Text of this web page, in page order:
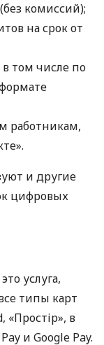
комиссий);
на срок от
том числе по
работникам,
и другие
цифровых
услуга,
типы карт
в
и Google Pay.